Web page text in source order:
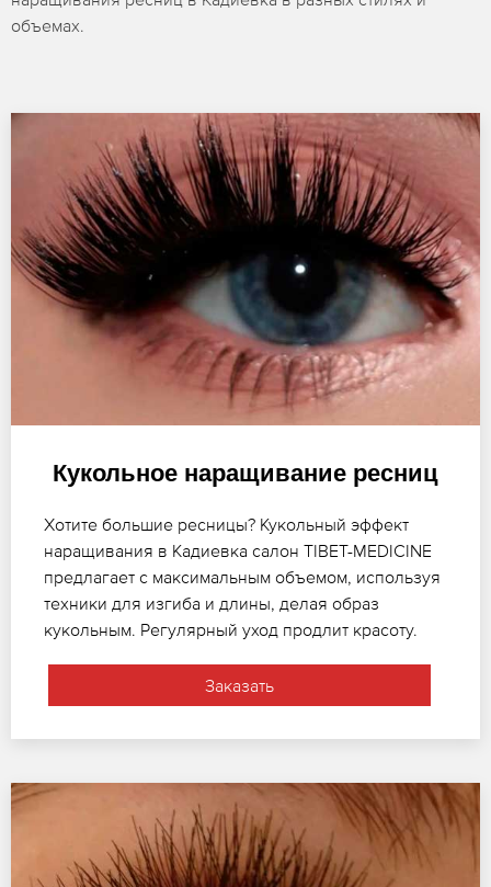
объемах.
Кукольное наращивание ресниц
Хотите большие ресницы? Кукольный эффект
наращивания в Кадиевка салон TIBET-MEDICINE
предлагает с максимальным объемом, используя
техники для изгиба и длины, делая образ
кукольным. Регулярный уход продлит красоту.
Заказать